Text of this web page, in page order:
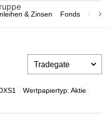
& Zinsen Fonds
Wertpapiertyp: Aktie